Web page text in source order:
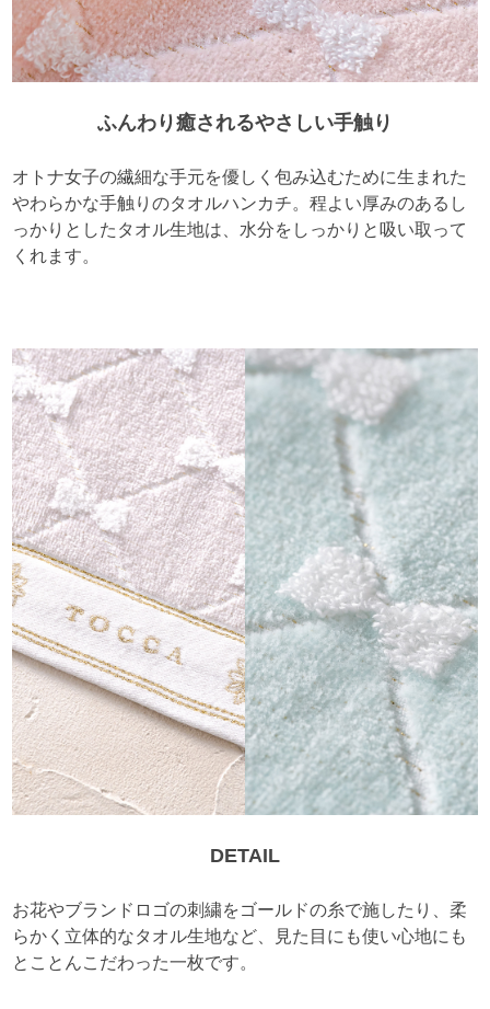
ふんわり癒されるやさしい手触り
オトナ女子の繊細な手元を優しく包み込むために生まれた
やわらかな手触りのタオルハンカチ。程よい厚みのあるし
っかりとしたタオル生地は、水分をしっかりと吸い取って
くれます。
DETAIL
お花やブランドロゴの刺繍をゴールドの糸で施したり、柔
らかく立体的なタオル生地など、見た目にも使い心地にも
とことんこだわった一枚です。